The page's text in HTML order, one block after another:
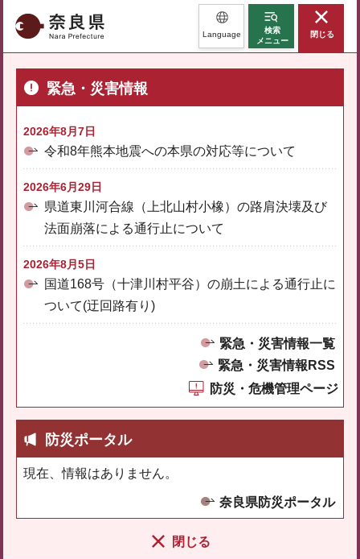
奈良県 Language
検索
メニュー
閉じる
緊急・災害情報
2026年8月7日
令和8年熊本地震への本県の対応等について
2026年6月29日
県道東川河合線（上北山村小橡）の路肩決壊及び
法面崩落による通行止について
2026年8月5日
国道168号（十津川村平谷）の崩土による通行止に
ついて(迂回路有り)
緊急・災害情報一覧
緊急・災害情報RSS
防災・危機管理ページ
防災ポータル
現在、情報はありません。
奈良県防災ポータル
閉じる